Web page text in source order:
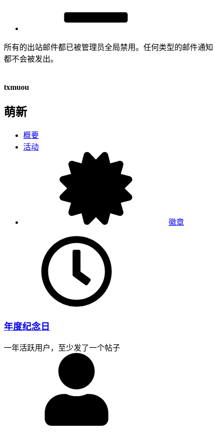
所有的出站邮件都已被管理员全局禁用。任何类型的邮件通知
都不会被发出。
txmuou
萌新
概要
活动
徽章
年度纪念日
一年活跃用户，至少发了一个帖子